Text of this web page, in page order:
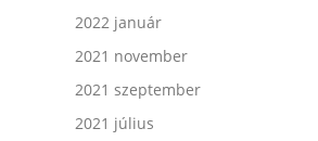
2022 január
2021 november
2021 szeptember
2021 július